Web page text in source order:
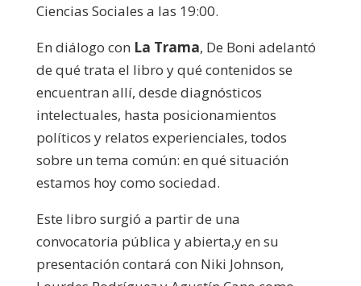
Ciencias Sociales a las 19:00.
En diálogo con La Trama, De Boni adelantó
de qué trata el libro y qué contenidos se
encuentran allí, desde diagnósticos
intelectuales, hasta posicionamientos
políticos y relatos experienciales, todos
sobre un tema común: en qué situación
estamos hoy como sociedad.
Este libro surgió a partir de una
convocatoria pública y abierta,y en su
presentación contará con Niki Johnson,